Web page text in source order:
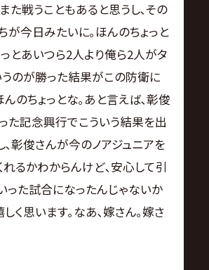
た戦うこともあると思うし､その
が今日みたいに｡ほんのちょっと
とあいつら2人より俺ら2人がタ
のが勝った結果がこの防衛に
のちょっとな｡あと言えば､彰俊
た記念興行でこういう結果を出
､彰俊さんが今のノアジュニアを
れるかわからんけど､安心して引
った試合になったんじゃないか
く思います｡なあ､嫁さん｡嫁さ